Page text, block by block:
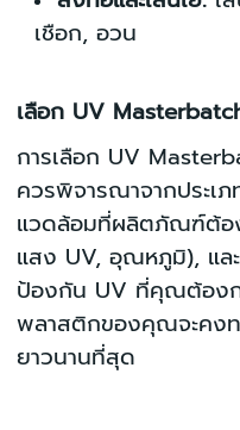
เชือก, อวน
เลือก UV
การเลือก UV
ควรพิจารณาจากประเ
แวดล้อมที่ผลิตภัณฑ์ต้อ
แสง UV, อุณหภูมิ), และ
ป้องกัน UV ที่คุณต้อง
พลาสติกของคุณจะคงท
ยาวนานที่สุด